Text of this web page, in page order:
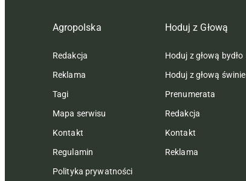
Agropolska
Redakcja
Reklama
Tagi
Mapa serwisu
Kontakt
Regulamin
Polityka prywatności
Hoduj z Głową
Hoduj z głową bydło
Hoduj z głową świnie
Prenumerata
Redakcja
Kontakt
Reklama